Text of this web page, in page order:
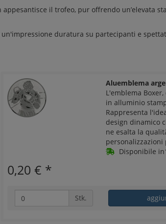
il trofeo, pur offrendo un’elevata
duratura su partecipanti e
Aluemblema
L'emblema
in alluminio
Rappresenta
design dinamico
ne esalta la
Disponibile
0,20 € *
Stk.